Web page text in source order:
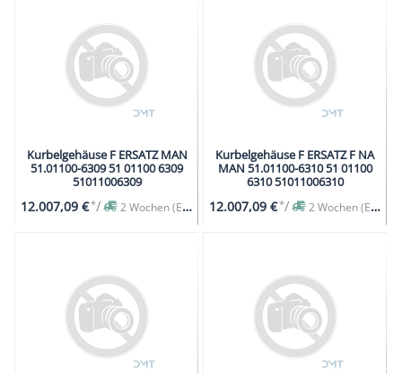
Kurbelgehäuse F ERSATZ MAN
51.01100-6309 51 01100 6309
51011006309
12.007,09 €*/ 2 Wochen (Expresslieferung auf Anfrage)
Kurbelgehäuse F ERSATZ F NA
MAN 51.01100-6310 51 01100
6310 51011006310
12.007,09 €*/ 2 Wochen (Expresslieferung auf Anfrage)